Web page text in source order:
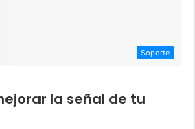
Soporte
la señal de tu